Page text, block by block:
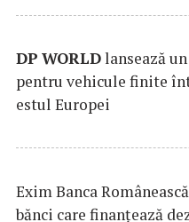
DP WORLDlansează
pentru vehicule finite
estul Europei
Exim Banca
bănci care finanțează